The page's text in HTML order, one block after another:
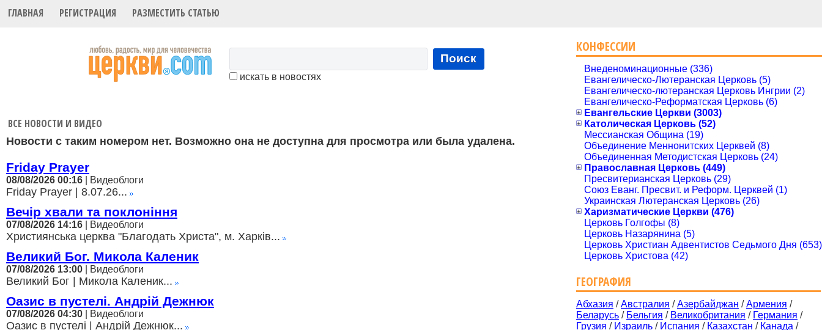
ГЛАВНАЯ РЕГИСТРАЦИЯ РАЗМЕСТИТЬ СТАТЬЮ
Поиск
искать в новостях
ВСЕ НОВОСТИ И ВИДЕО
Новости с таким номером нет. Возможно она не доступна для просмотра или была удалена.
Friday Prayer
08/08/2026 00:16 | Видеоблоги
Friday Prayer | 8.07.26...
Вечір хвали та поклоніння
07/08/2026 14:16 | Видеоблоги
Християнська церква "Благодать Христа", м. Харків...
Великий Бог. Микола Каленик
07/08/2026 13:00 | Видеоблоги
Великий Бог | Микола Каленик...
Оазис в пустелі. Андрій Дежнюк
07/08/2026 04:30 | Видеоблоги
Оазис в пустелі | Андрій Дежнюк...
КОНФЕССИИ
Внеденоминационные (336)
Евангелическо-Лютеранская Церковь (5)
Евангелическо-лютеранская Церковь Ингрии (2)
Евангелическо-Реформатская Церковь (6)
Евангельские Церкви (3003)
Католическая Церковь (52)
Мессианская Община (19)
Объединение Меннонитских Церквей (8)
Объединенная Методистская Церковь (24)
Православная Церковь (449)
Пресвитерианская Церковь (29)
Союз Еванг. Пресвит. и Реформ. Церквей (1)
Украинская Лютеранская Церковь (26)
Харизматические Церкви (476)
Церковь Голгофы (8)
Церковь Назарянина (5)
Церковь Христиан Адвентистов Седьмого Дня (653)
Церковь Христова (42)
ГЕОГРАФИЯ
Абхазия /Австралия /Азербайджан /Армения /
Беларусь / Бельгия / Великобритания / Германия /
Грузия / Израиль / Испания / Казахстан / Канада /